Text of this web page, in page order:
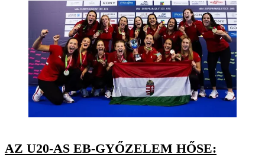
AZ U20-AS EB-GYŐZELEM HŐSE: